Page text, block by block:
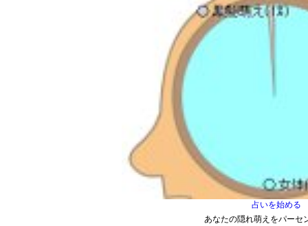
占いを始める
あなたの隠れ萌えをパーセ